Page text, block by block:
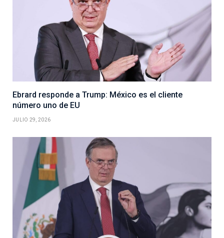
Ebrard responde a Trump: México es el cliente
número uno de EU
JULIO 29, 2026